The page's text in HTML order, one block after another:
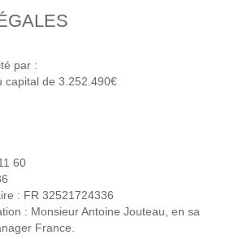
par :
capital de 3.252.490€
60
: FR 32521724336
: Monsieur Antoine Jouteau, en sa
France.